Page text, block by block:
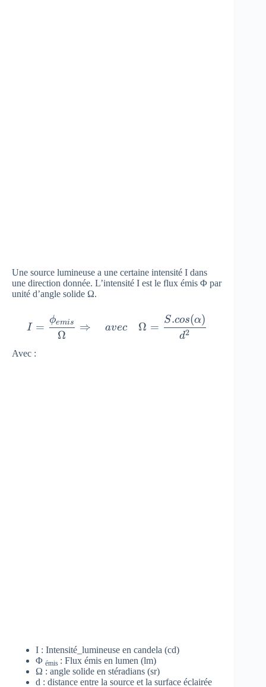
Une source lumineuse a une certaine intensité I dans
une direction donnée. L’intensité I est le flux émis Φ par
unité d’angle solide Ω.
I= \frac{\phi
I =
Ω
ϕemis ⇒ avec Ω =
d2
S.cos(α)
Avec :
I : Intensité_lumineuse en candela (cd)
Φ émis : Flux émis en lumen (lm)
Ω : angle solide en stéradians (sr)
d : distance entre la source et la surface éclairée